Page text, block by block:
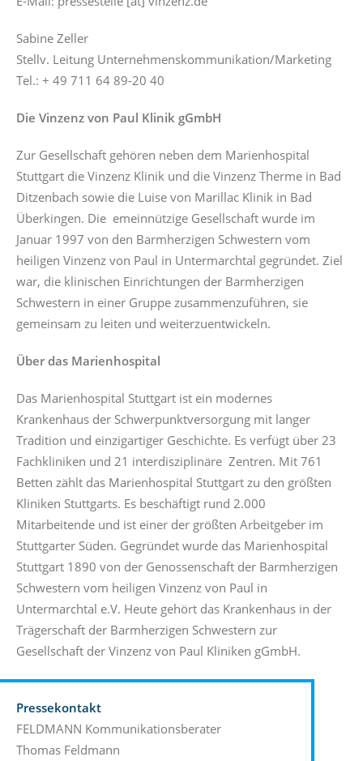
Sabine Zeller
Stellv. Leitung Unternehmenskommunikation/Marketing
Tel.: + 49 711 64 89-20 40
Die Vinzenz von Paul Klinik gGmbH
Zur Gesellschaft gehören neben dem Marienhospital
Stuttgart die Vinzenz Klinik und die Vinzenz Therme in Bad
Ditzenbach sowie die Luise von Marillac Klinik in Bad
Überkingen. Die emeinnützige Gesellschaft wurde im
Januar 1997 von den Barmherzigen Schwestern vom
heiligen Vinzenz von Paul in Untermarchtal gegründet. Ziel
war, die klinischen Einrichtungen der Barmherzigen
Schwestern in einer Gruppe zusammenzuführen, sie
gemeinsam zu leiten und weiterzuentwickeln.
Über das Marienhospital
Das Marienhospital Stuttgart ist ein modernes
Krankenhaus der Schwerpunktversorgung mit langer
Tradition und einzigartiger Geschichte. Es verfügt über 23
Fachkliniken und 21 interdisziplinäre Zentren. Mit 761
Betten zählt das Marienhospital Stuttgart zu den größten
Kliniken Stuttgarts. Es beschäftigt rund 2.000
Mitarbeitende und ist einer der größten Arbeitgeber im
Stuttgarter Süden. Gegründet wurde das Marienhospital
Stuttgart 1890 von der Genossenschaft der Barmherzigen
Schwestern vom heiligen Vinzenz von Paul in
Untermarchtal e.V. Heute gehört das Krankenhaus in der
Trägerschaft der Barmherzigen Schwestern zur
Gesellschaft der Vinzenz von Paul Kliniken gGmbH.
Pressekontakt
FELDMANN Kommunikationsberater
Thomas Feldmann